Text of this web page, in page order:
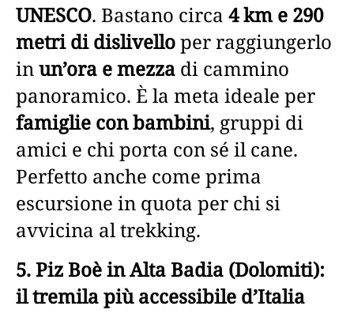
UNESCO. Bastano circa 4 km e 290
metri di dislivelloper raggiungerlo
inun’ora e mezza di cammino
panoramico. È la meta ideale per
famiglie con bambini, gruppi di
amici e chi porta con sé il cane.
Perfetto anche come prima
escursione in quota per chi si
avvicina al trekking.
5. Piz Boè in Alta Badia (Dolomiti):
il tremila più accessibile d’Italia